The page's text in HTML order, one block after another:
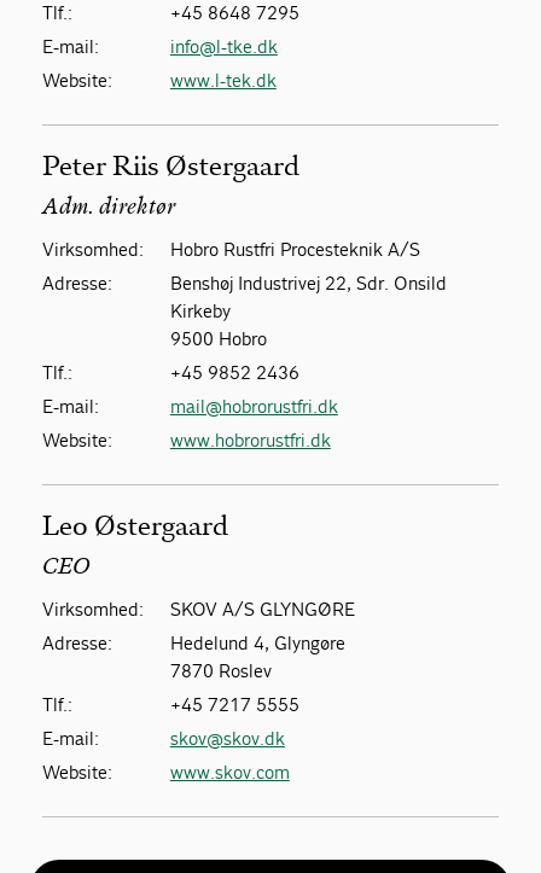
Tlf.:
+45 8648 7295
E-mail:
info@l-tke.dk
Website:
www.l-tek.dk
Peter Riis Østergaard
Adm. direktør
Virksomhed:
Hobro Rustfri Procesteknik A/S
Adresse:
Benshøj Industrivej 22, Sdr. Onsild
Kirkeby
9500 Hobro
Tlf.:
+45 9852 2436
E-mail:
mail@hobrorustfri.dk
Website:
www.hobrorustfri.dk
Leo Østergaard
CEO
Virksomhed:
SKOV A/S GLYNGØRE
Adresse:
Hedelund 4, Glyngøre
7870 Roslev
Tlf.:
+45 7217 5555
E-mail:
skov@skov.dk
Website:
www.skov.com